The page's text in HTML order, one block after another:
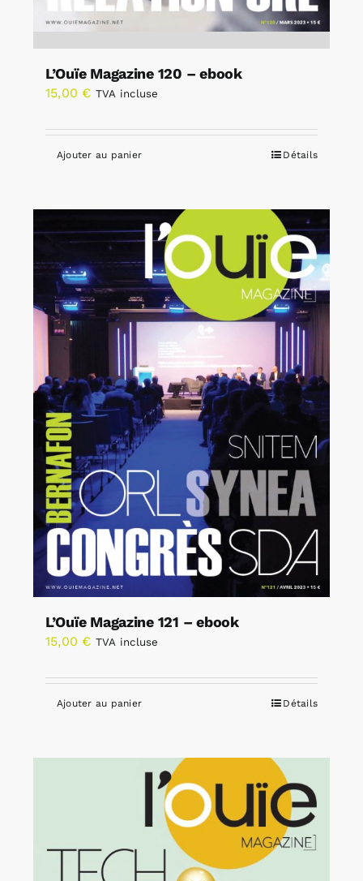
L’Ouïe Magazine 120 – ebook
15,00 € TVA incluse
Ajouter au panier Détails
L’Ouïe Magazine 121 – ebook
15,00 € TVA incluse
Ajouter au panier Détails